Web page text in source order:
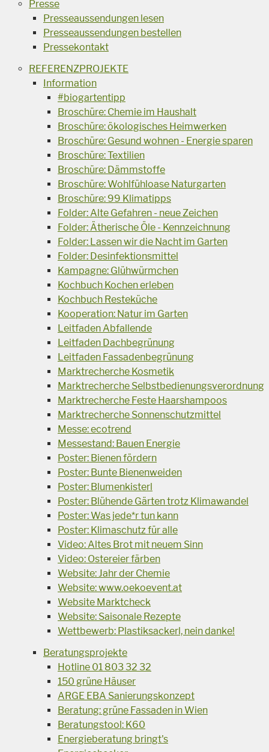
Presse
Presseaussendungen lesen
Presseaussendungen bestellen
Pressekontakt
REFERENZPROJEKTE
Information
#biogartentipp
Broschüre: Chemie im Haushalt
Broschüre: ökologisches Heimwerken
Broschüre: Gesund wohnen - Energie sparen
Broschüre: Textilien
Broschüre: Dämmstoffe
Broschüre: Wohlfühloase Naturgarten
Broschüre: 99 Klimatipps
Folder: Alte Gefahren - neue Zeichen
Folder: Ätherische Öle - Kennzeichnung
Folder: Lassen wir die Nacht im Garten
Folder: Desinfektionsmittel
Kampagne: Glühwürmchen
Kochbuch Kochen erleben
Kochbuch Resteküche
Kooperation: Natur im Garten
Leitfaden Abfallende
Leitfaden Dachbegrünung
Leitfaden Fassadenbegrünung
Marktrecherche Kosmetik
Marktrecherche Selbstbedienungsverordnung
Marktrecherche Feste Haarshampoos
Marktrecherche Sonnenschutzmittel
Messe: ecotrend
Messestand: Bauen Energie
Poster: Bienen fördern
Poster: Bunte Bienenweiden
Poster: Blumenkisterl
Poster: Blühende Gärten trotz Klimawandel
Poster: Was jede*r tun kann
Poster: Klimaschutz für alle
Video: Altes Brot mit neuem Sinn
Video: Ostereier färben
Website: Jahr der Chemie
Website: www.oekoevent.at
Website Marktcheck
Website: Saisonale Rezepte
Wettbewerb: Plastiksackerl, nein danke!
Beratungsprojekte
Hotline 01 803 32 32
150 grüne Häuser
ARGE EBA Sanierungskonzept
Beratung: grüne Fassaden in Wien
Beratungstool: K60
Energieberatung bringt's